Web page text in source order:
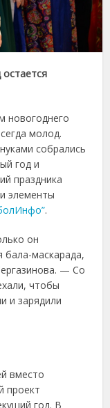
новогоднего
молод.
собрались
год и
праздника
элементы
.
он
бала-маскарада,
— Со
чтобы
и зарядили
вместо
проект
год. В